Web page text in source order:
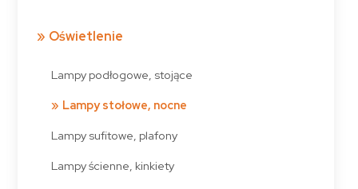
Oświetlenie
Lampy podłogowe, stojące
Lampy stołowe, nocne
Lampy sufitowe, plafony
Lampy ścienne, kinkiety